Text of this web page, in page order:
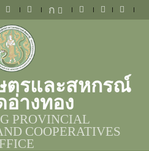
ก
ตรและสหกรณ์
อ่างทอง
PROVINCIAL
COOPERATIVES